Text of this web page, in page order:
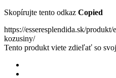
Skopírujte tento odkaz Copied
https://esseresplendida.sk/
kozusiny/
Tento produkt viete zdieľať so